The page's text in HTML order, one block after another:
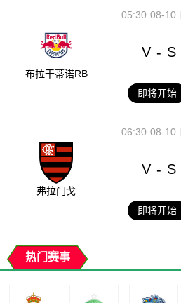
08-10
05:30
布拉干蒂诺RB
V - S
即将开始
08-10
06:30
弗拉门戈
V - S
即将开始
热门赛事